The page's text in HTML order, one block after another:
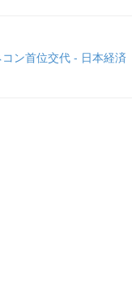
ン首位交代 - 日本経済